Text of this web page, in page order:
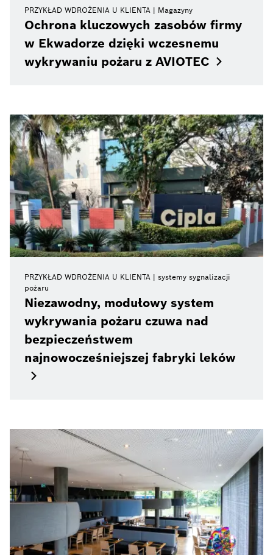
PRZYKŁAD WDROŻENIA U KLIENTA Magazyny
Ochrona kluczowych zasobów firmy
w Ekwadorze dzięki wczesnemu
wykrywaniu pożaru z AVIOTEC
PRZYKŁAD WDROŻENIA U KLIENTA
systemy sygnalizacji
pożaru
Niezawodny, modułowy system
wykrywania pożaru czuwa nad
bezpieczeństwem
najnowocześniejszej fabryki leków